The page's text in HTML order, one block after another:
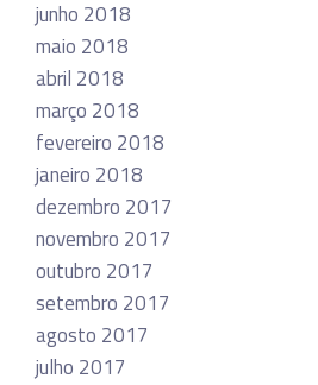
junho 2018
maio 2018
abril 2018
março 2018
fevereiro 2018
janeiro 2018
dezembro 2017
novembro 2017
outubro 2017
setembro 2017
agosto 2017
julho 2017